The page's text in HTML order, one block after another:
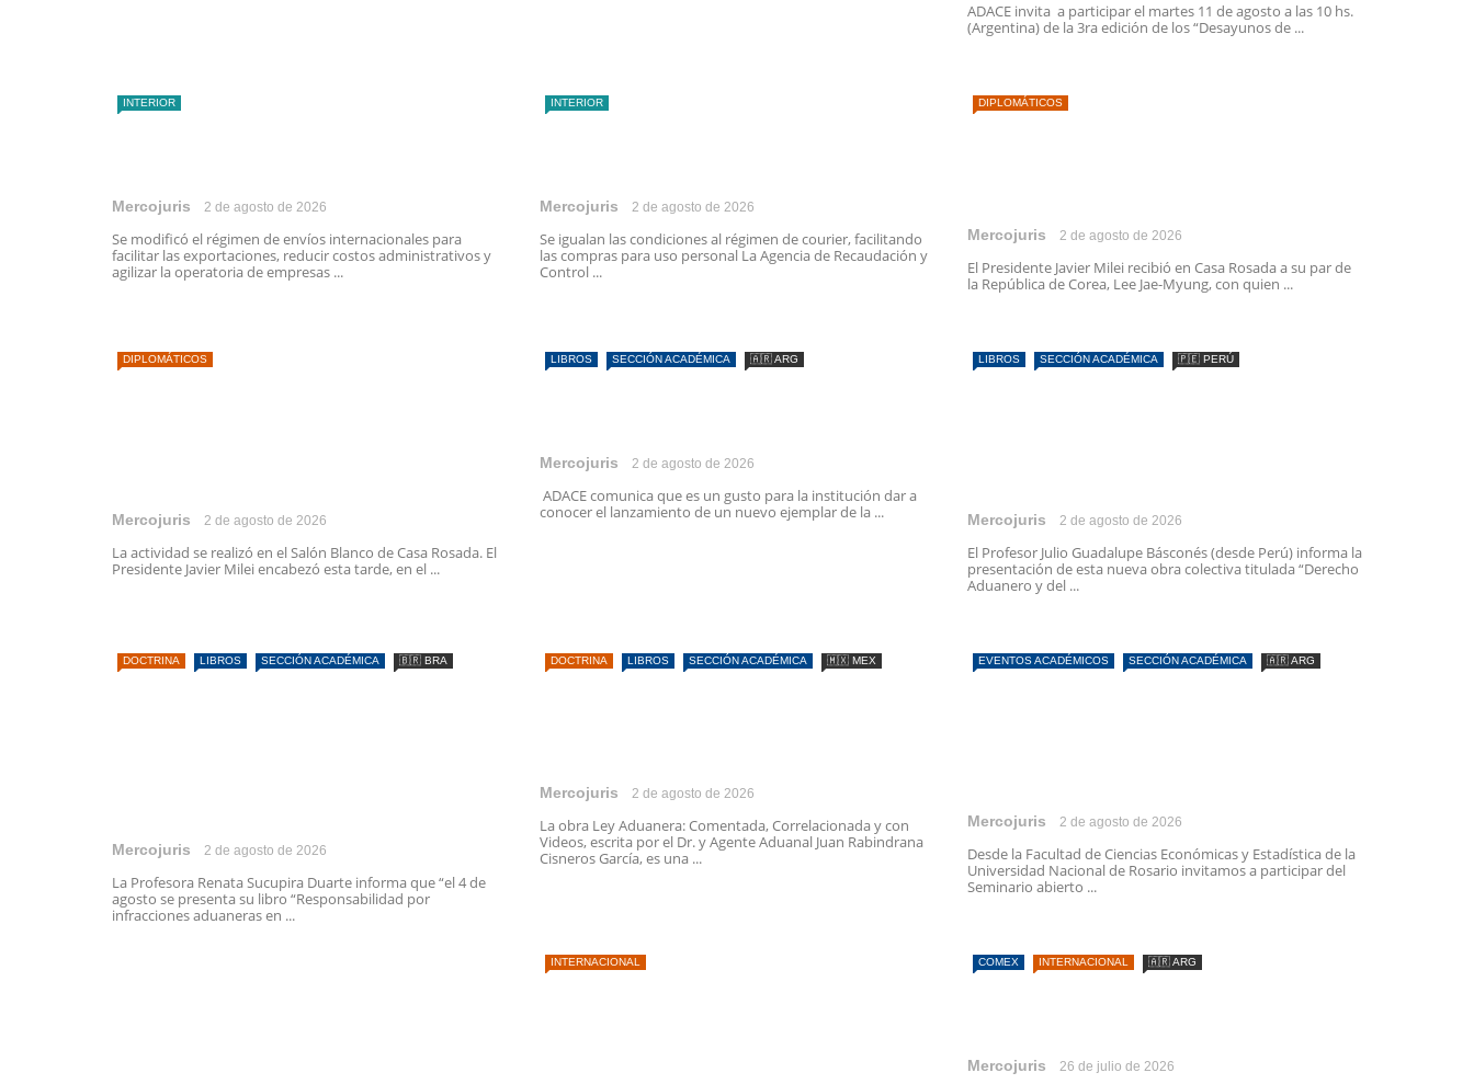
ADACE invita a participar el martes 11 de agosto a las 10 hs.
(Argentina) de la 3ra edición de los “Desayunos de ...
INTERIOR
Mercojuris 2 de agosto de 2026
Se modificó el régimen de envíos internacionales para
facilitar las exportaciones, reducir costos administrativos y
agilizar la operatoria de empresas ...
INTERIOR
Mercojuris 2 de agosto de 2026
Se igualan las condiciones al régimen de courier, facilitando
las compras para uso personal La Agencia de Recaudación y
Control ...
DIPLOMÁTICOS
Mercojuris 2 de agosto de 2026
El Presidente Javier Milei recibió en Casa Rosada a su par de
la República de Corea, Lee Jae-Myung, con quien ...
DIPLOMÁTICOS
Mercojuris 2 de agosto de 2026
La actividad se realizó en el Salón Blanco de Casa Rosada. El
Presidente Javier Milei encabezó esta tarde, en el ...
LIBROS SECCIÓN ACADÉMICA 🇦🇷 ARG
Mercojuris 2 de agosto de 2026
ADACE comunica que es un gusto para la institución dar a
conocer el lanzamiento de un nuevo ejemplar de la ...
LIBROS SECCIÓN ACADÉMICA 🇵🇪 PERÚ
Mercojuris 2 de agosto de 2026
El Profesor Julio Guadalupe Básconés (desde Perú) informa la
presentación de esta nueva obra colectiva titulada “Derecho
Aduanero y del ...
DOCTRINA LIBROS SECCIÓN ACADÉMICA 🇧🇷 BRA
Mercojuris 2 de agosto de 2026
La Profesora Renata Sucupira Duarte informa que “el 4 de
agosto se presenta su libro “Responsabilidad por
infracciones aduaneras en ...
DOCTRINA LIBROS SECCIÓN ACADÉMICA 🇲🇽 MEX
Mercojuris 2 de agosto de 2026
La obra Ley Aduanera: Comentada, Correlacionada y con
Videos, escrita por el Dr. y Agente Aduanal Juan Rabindrana
Cisneros García, es una ...
EVENTOS ACADÉMICOS SECCIÓN ACADÉMICA 🇦🇷 ARG
Mercojuris 2 de agosto de 2026
Desde la Facultad de Ciencias Económicas y Estadística de la
Universidad Nacional de Rosario invitamos a participar del
Seminario abierto ...
INTERNACIONAL COMEX INTERNACIONAL 🇦🇷 ARG
Mercojuris 26 de julio de 2026